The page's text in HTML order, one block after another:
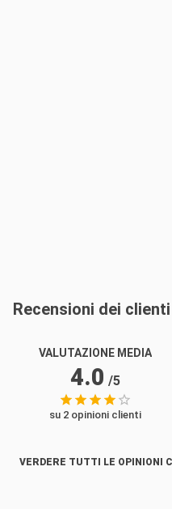
Recensioni dei
VALUTAZIONE MEDIA
4.0 /5
su 2 opinioni clienti
VERDERE TUTTI LE OPINIONI